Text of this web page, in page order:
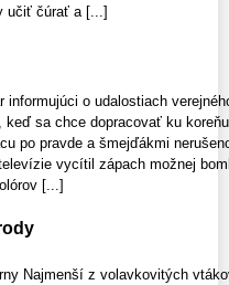
učiť čúrať a [...]
informujúci o udalostiach
keď sa chce dopracovať ku
po pravde a šmejďákmi
vycítil zápach možnej
[...]
Najmenší z volavkovitých